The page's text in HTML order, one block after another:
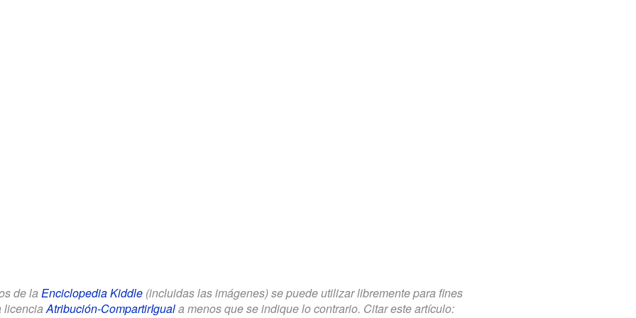
de la Enciclopedia Kiddle(incluidas las imágenes) se puede utilizar libremente para fines
licenciaAtribución-CompartirIguala menos que se indique lo contrario. Citar este artículo: